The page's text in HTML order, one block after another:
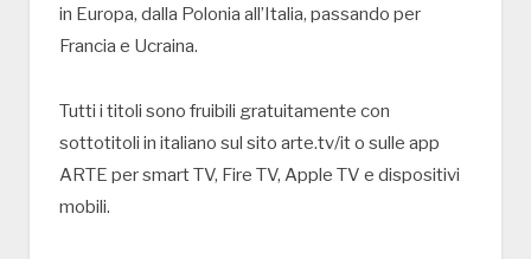
in Europa, dalla Polonia all’Italia, passando per
Francia e Ucraina.
Tutti i titoli sono fruibili gratuitamente con
sottotitoli in italiano sul sito arte.tv/it o sulle app
ARTE per smart TV, Fire TV, Apple TV e dispositivi
mobili.